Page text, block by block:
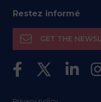
Restez informé
GET THE